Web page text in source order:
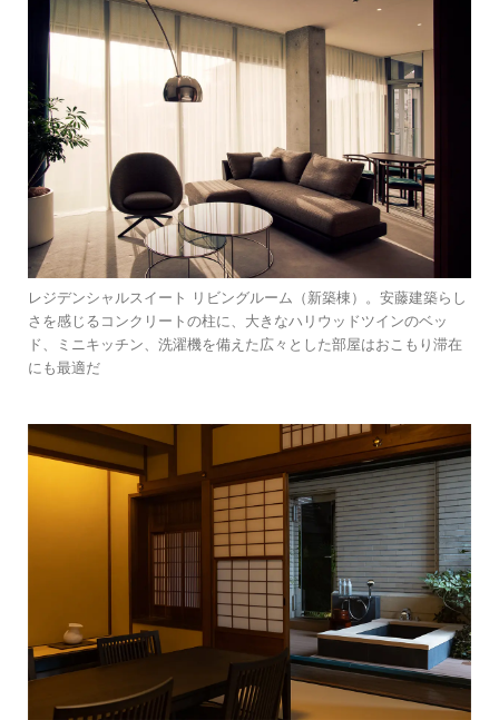
レジデンシャルスイート リビングルーム（新築棟）。安藤建築らし
さを感じるコンクリートの柱に、大きなハリウッドツインのベッ
ド、ミニキッチン、洗濯機を備えた広々とした部屋はおこもり滞在
にも最適だ